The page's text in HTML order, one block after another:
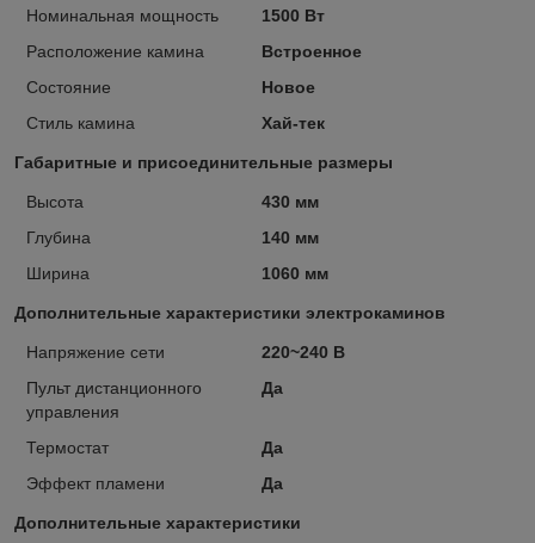
Номинальная мощность
1500 Вт
Расположение камина
Встроенное
Состояние
Новое
Стиль камина
Хай-тек
Габаритные и присоединительные размеры
Высота
430 мм
Глубина
140 мм
Ширина
1060 мм
Дополнительные характеристики электрокаминов
Напряжение сети
220~240 В
Пульт дистанционного
управления
Да
Термостат
Да
Эффект пламени
Да
Дополнительные характеристики